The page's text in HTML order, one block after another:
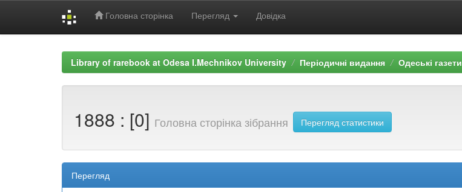
Головна сторінка Перегляд Довідка
Library of rarebook at Odesa I.Mechnikov University Періодичні видання Одеські газети
1888 : [0] Головна сторінка зібрання Перегляд статистики
Перегляд